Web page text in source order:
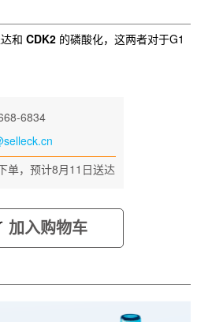
和 CDK2 的磷酸化，这两者对于G1
6834
单，预计8月11日送达
加入购物车